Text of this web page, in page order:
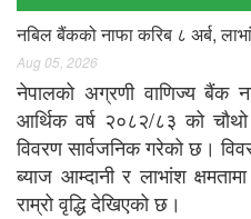
नबिल बैंकको नाफा करिब ८ अर्ब,
Aug 05, 2026
नेपालको अग्रणी वाणिज्य बैंक
आर्थिक वर्ष २०८२/८३ को चौथो
विवरण सार्वजनिक गरेको छ।
ब्याज आम्दानी र लाभांश
राम्रो वृद्धि देखिएको छ।